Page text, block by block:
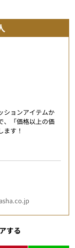
ションアイテムか
、「価格以上の価
す！
する